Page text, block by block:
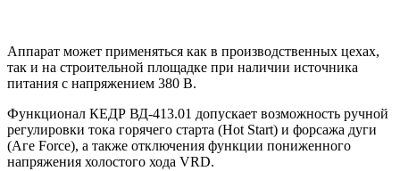
Аппарат может применяться как в производственных цехах,
так и на строительной площадке при наличии источника
питания с напряжением 380 В.
Функционал КЕДР ВД-413.01 допускает возможность ручной
регулировки тока горячего старта (Hot Start) и форсажа дуги
(Аге Force), а также отключения функции пониженного
напряжения холостого хода VRD.